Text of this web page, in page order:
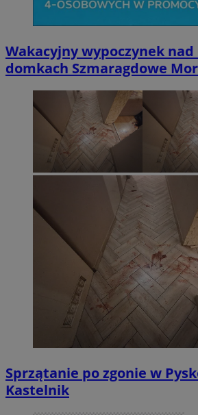
Wakacyjny wypoczynek
domkach Szmaragdowe
Sprzątanie po zgonie w
Kastelnik